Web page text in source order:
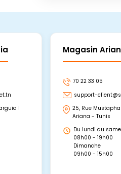
I
Magasin
70 22 33 05
support-
25, Rue
Ariana - Tunis
Du lundi au
08h00 - 19h00
Dimanche
09h00 - 15h00